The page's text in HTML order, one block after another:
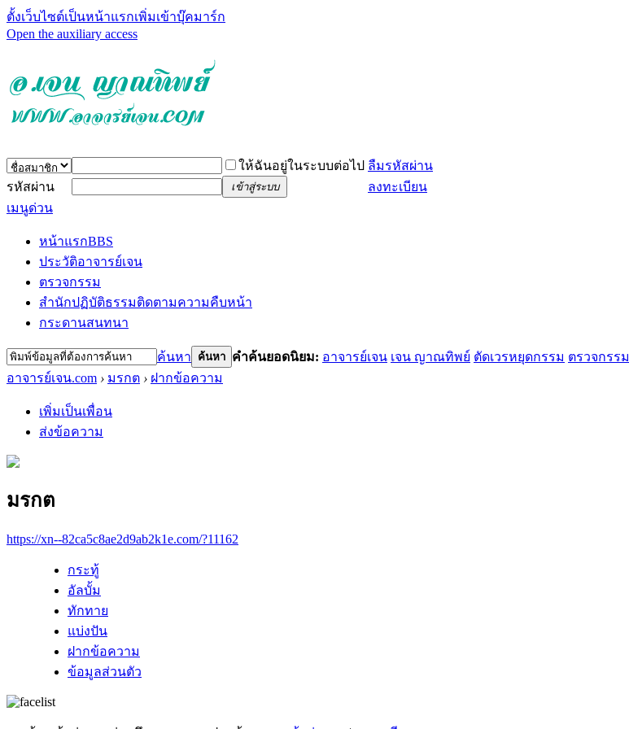
ตั้งเว็บไซต์เป็นหน้าแรกเพิ่มเข้าบุ๊คมาร์ก
Open the auxiliary access
ให้ฉันอยู่ในระบบต่อไป ลืมรหัสผ่าน
รหัสผ่าน
เข้าสู่ระบบ
ลงทะเบียน
เมนูด่วน
หน้าแรกBBS
ประวัติอาจารย์เจน
ตรวจกรรม
สำนักปฏิบัติธรรมติดตามความคืบหน้า
กระดานสนทนา
ค้นหา ค้นหา คำค้นยอดนิยม: อาจารย์เจน เจน ญาณทิพย์ ตัดเวรหยุดกรรม ตรวจกรรม
อาจารย์เจน.com › มรกต › ฝากข้อความ
เพิ่มเป็นเพื่อน
ส่งข้อความ
มรกต
https://xn--82ca5c8ae2d9ab2k1e.com/?11162
กระทู้
อัลบั้ม
ทักทาย
แบ่งปัน
ฝากข้อความ
ข้อมูลส่วนตัว